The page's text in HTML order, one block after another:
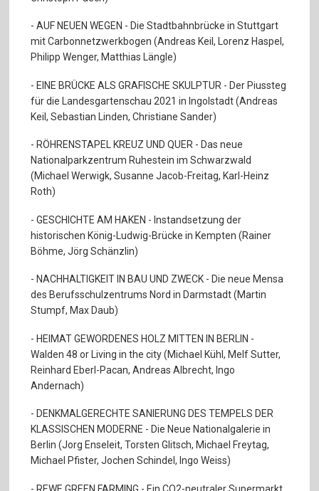
- AUF NEUEN WEGEN - Die Stadtbahnbrücke in Stuttgart
mit Carbonnetzwerkbogen (Andreas Keil, Lorenz Haspel,
Philipp Wenger, Matthias Längle)
- EINE BRÜCKE ALS GRAFISCHE SKULPTUR - Der Piussteg
für die Landesgartenschau 2021 in Ingolstadt (Andreas
Keil, Sebastian Linden, Christiane Sander)
- RÖHRENSTAPEL KREUZ UND QUER - Das neue
Nationalparkzentrum Ruhestein im Schwarzwald
(Michael Werwigk, Susanne Jacob-Freitag, Karl-Heinz
Roth)
- GESCHICHTE AM HAKEN - Instandsetzung der
historischen König-Ludwig-Brücke in Kempten (Rainer
Böhme, Jörg Schänzlin)
- NACHHALTIGKEIT IN BAU UND ZWECK - Die neue Mensa
des Berufsschulzentrums Nord in Darmstadt (Martin
Stumpf, Max Daub)
- HEIMAT GEWORDENES HOLZ MITTEN IN BERLIN -
Walden 48 or Living in the city (Michael Kühl, Melf Sutter,
Reinhard Eberl-Pacan, Andreas Albrecht, Ingo
Andernach)
- DENKMALGERECHTE SANIERUNG DES TEMPELS DER
KLASSISCHEN MODERNE - Die Neue Nationalgalerie in
Berlin (Jorg Enseleit, Torsten Glitsch, Michael Freytag,
Michael Pfister, Jochen Schindel, Ingo Weiss)
- REWE GREEN FARMING - Ein CO2-neutraler Supermarkt